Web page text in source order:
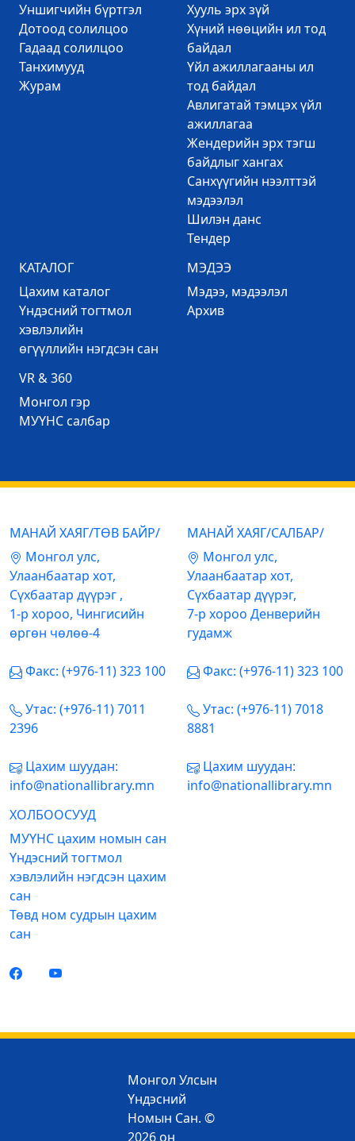
Уншигчийн бүртгэл
Дотоод солилцоо
Гадаад солилцоо
Танхимууд
Журам
Хууль эрх зүй
Хүний нөөцийн ил тод
байдал
Үйл ажиллагааны ил
тод байдал
Авлигатай тэмцэх үйл
ажиллагаа
Жендерийн эрх тэгш
байдлыг хангах
Санхүүгийн нээлттэй
мэдээлэл
Шилэн данс
Тендер
КАТАЛОГ
Цахим каталог
Үндэсний тогтмол
хэвлэлийн
өгүүллийн нэгдсэн сан
МЭДЭЭ
Mэдээ, мэдээлэл
Архив
VR & 360
Mонгол гэр
МУҮНС салбар
МАНАЙ ХАЯГ/ТӨВ БАЙР/
Mонгол улс,
Улаанбаатар хот,
Сүхбаатар дүүрэг ,
1-р хороо, Чингисийн
өргөн чөлөө-4
Факс: (+976-11) 323 100
Утас: (+976-11) 7011
2396
Цахим шуудан:
info@nationallibrary.mn
МАНАЙ ХАЯГ/САЛБАР/
Mонгол улс,
Улаанбаатар хот,
Сүхбаатар дүүрэг,
7-р хороо Денверийн
гудамж
Факс: (+976-11) 323 100
Утас: (+976-11) 7018
8881
Цахим шуудан:
info@nationallibrary.mn
ХОЛБООСУУД
МУҮНС цахим номын сан
Үндэсний тогтмол
хэвлэлийн нэгдсэн цахим
сан
Төвд ном судрын цахим
сан
Монгол Улсын
Үндэсний
Номын Сан. ©
2026 он